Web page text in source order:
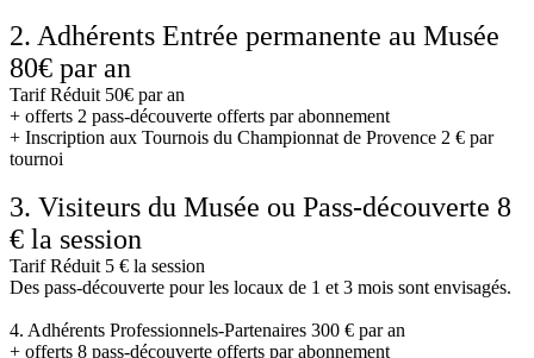
2. Adhérents Entrée permanente au Musée
80€ par an
Tarif Réduit 50€ par an
+ offerts 2 pass-découverte offerts par abonnement
+ Inscription aux Tournois du Championnat de Provence 2 € par
tournoi
3. Visiteurs du Musée ou Pass-découverte 8
€ la session
Tarif Réduit 5 € la session
Des pass-découverte pour les locaux de 1 et 3 mois sont envisagés.
4. Adhérents Professionnels-Partenaires 300 € par an
+ offerts 8 pass-découverte offerts par abonnement